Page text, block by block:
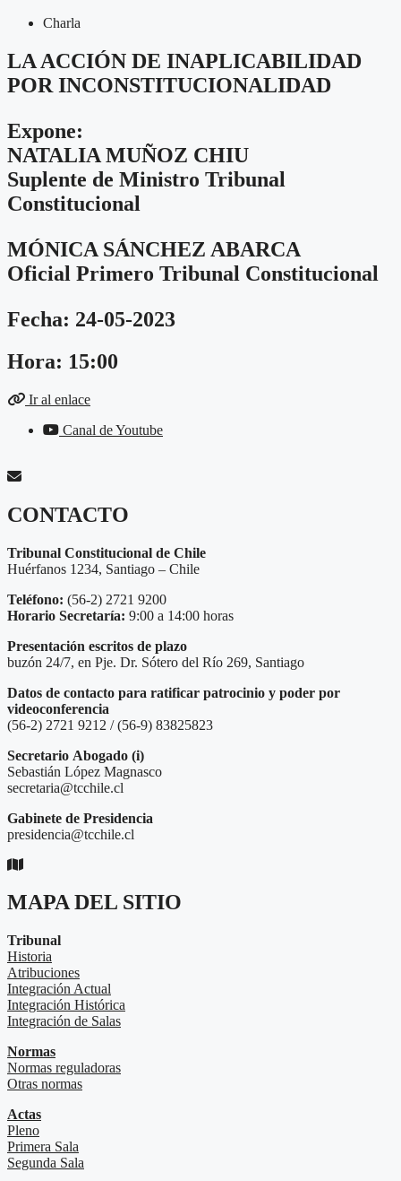
Charla
LA ACCIÓN DE INAPLICABILIDAD
POR INCONSTITUCIONALIDAD
Expone:
NATALIA MUÑOZ CHIU
Suplente de Ministro Tribunal
Constitucional
MÓNICA SÁNCHEZ ABARCA
Oficial Primero Tribunal Constitucional
Fecha: 24-05-2023
Hora: 15:00
Ir al enlace
Canal de Youtube
CONTACTO
Tribunal Constitucional de Chile
Huérfanos 1234, Santiago – Chile
Teléfono: (56-2) 2721 9200
Horario Secretaría: 9:00 a 14:00 horas
Presentación escritos de plazo
buzón 24/7, en Pje. Dr. Sótero del Río 269, Santiago
Datos de contacto para ratificar patrocinio y poder por
videoconferencia
(56-2) 2721 9212 / (56-9) 83825823
Secretario Abogado (i)
Sebastián López Magnasco
secretaria@tcchile.cl
Gabinete de Presidencia
presidencia@tcchile.cl
MAPA DEL SITIO
Tribunal
Historia
Atribuciones
Integración Actual
Integración Histórica
Integración de Salas
Normas
Normas reguladoras
Otras normas
Actas
Pleno
Primera Sala
Segunda Sala